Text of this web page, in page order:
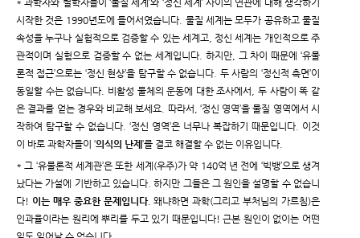
* 과학자와 철학자들이 ‘물질 세계’와 ‘정신 세계’ 사이의 연관에 대해 생각하기
시작한 것은 1990년도에 들어서였습니다. 물질 세계는 모두가 공유하고 물질
속성을 누구나 실험적으로 검증할 수 있는 세계고, 정신 세계는 개인적으로 주
관적이며 실험으로 검증할 수 없는 세계입니다. 하지만, 그 차이 때문에 ‘유물
론적 접근’으로는 ‘정신 현상’을 탐구할 수 없습니다. 두 사람의 ‘정신적 측면’이
동일할 수는 없습니다. 비활성 물체의 운동에 대한 조사에서, 두 사람이 똑 같
은 결과를 얻는 경우와 비교해 보세요. 따라서, ‘정신 영역’을 물질 영역에서 시
작하여 탐구할 수 없습니다. ‘정신 영역’은 너무나 복잡하기 때문입니다. 이것
이 바로 과학자들이 ‘의식의 난제 ’를 결코 해결할 수 없는 이유입니다.
* 그 ‘유물론적 세계관’은 또한 세계(우주)가 약 140억 년 전에 ‘빅뱅’으로 생겨
났다는 가설에 기반하고 있습니다. 하지만 그들은 그 원인을 설명할 수 없습니
다! 이는 매우 중요한 문제입니다. 왜냐하면 과학(그리고 부처님의 가르침)은
인과율이라는 원리에 뿌리를 두고 있기 때문입니다! 근본 원인이 없이는 어떤